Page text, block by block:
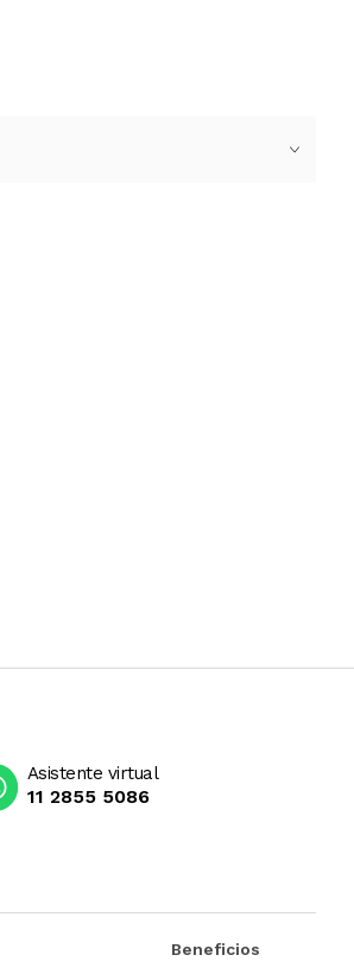
Asistente virtual
11 2855 5086
Beneficios